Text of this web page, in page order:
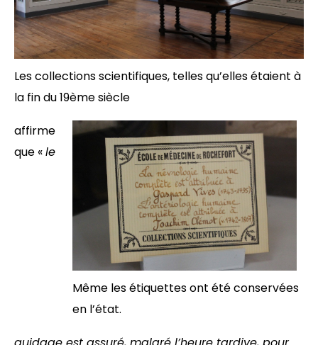
Les collections scientifiques, telles qu’elles étaient à
la fin du 19ème siècle
Même les étiquettes ont été conservées
en l’état.
affirme
que «le